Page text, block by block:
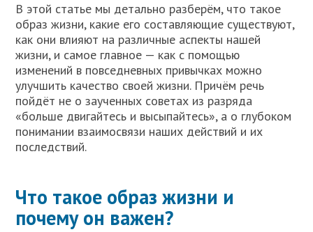
В этой статье мы детально разберём, что такое
образ жизни, какие его составляющие существуют,
как они влияют на различные аспекты нашей
жизни, и самое главное — как с помощью
изменений в повседневных привычках можно
улучшить качество своей жизни. Причём речь
пойдёт не о заученных советах из разряда
«больше двигайтесь и высыпайтесь», а о глубоком
понимании взаимосвязи наших действий и их
последствий.
Что такое образ жизни и
почему он важен?